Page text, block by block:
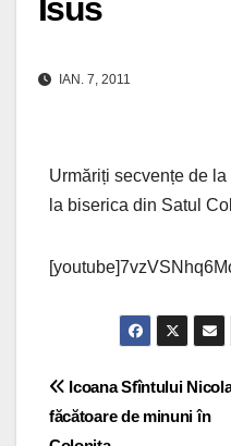
Isus
IAN. 7, 2011
Urmăriți secvențe de
la biserica din Satul
Navigare
în
Icoana Sfîntului
făcătoare de minuni în